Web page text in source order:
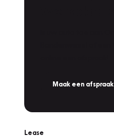
Maak een afspraak
Lease